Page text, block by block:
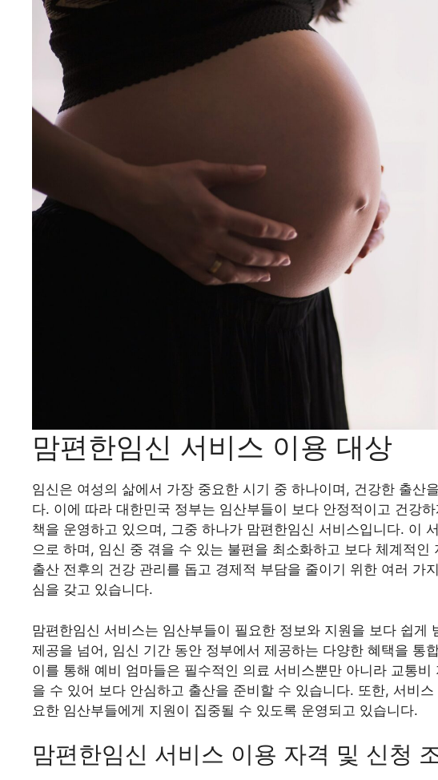
맘편한임신 서비스 이용 대상
임신은 여성의 삶에서 가장 중요한 시기 중 하나이며, 건강한 출산
다. 이에 따라 대한민국 정부는 임산부들이 보다 안정적이고 건강
책을 운영하고 있으며, 그중 하나가 맘편한임신 서비스입니다. 이
으로 하며, 임신 중 겪을 수 있는 불편을 최소화하고 보다 체계적
출산 전후의 건강 관리를 돕고 경제적 부담을 줄이기 위한 여러 가
심을 갖고 있습니다.
맘편한임신 서비스는 임산부들이 필요한 정보와 지원을 보다 쉽게
제공을 넘어, 임신 기간 동안 정부에서 제공하는 다양한 혜택을 통
이를 통해 예비 엄마들은 필수적인 의료 서비스뿐만 아니라 교통
을 수 있어 보다 안심하고 출산을 준비할 수 있습니다. 또한, 서비
요한 임산부들에게 지원이 집중될 수 있도록 운영되고 있습니다.
맘편한임신 서비스 이용 자격 및 신청